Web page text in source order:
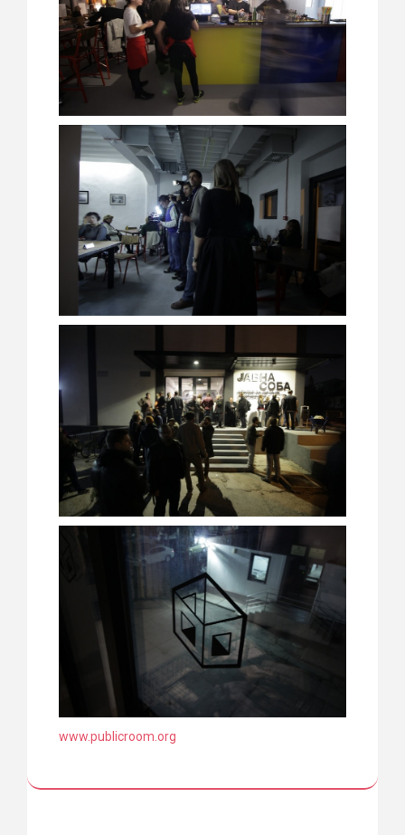
www.publicroom.org